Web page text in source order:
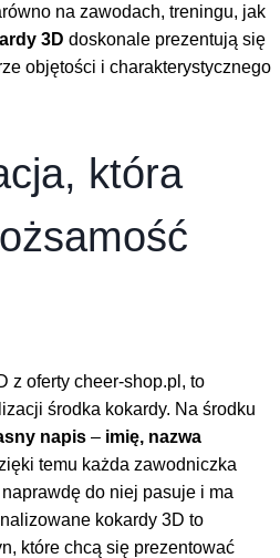
na zawodach, treningu, jak
3D doskonale prezentują się
objętości i charakterystycznego
która
z oferty cheer-shop.pl, to
środka kokardy. Na środku
napis – imię, nazwa
temu każda zawodniczka
do niej pasuje i ma
kokardy 3D to
które chcą się prezentować